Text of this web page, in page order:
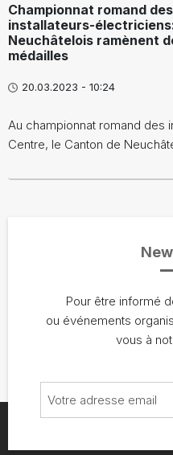
Championnat romand des
installateurs-
Neuchâtelois ramènent
médailles
20.03.2023 - 10:24
Au championnat romand des
Centre, le Canton de
Pour être informé
ou événements
vous à